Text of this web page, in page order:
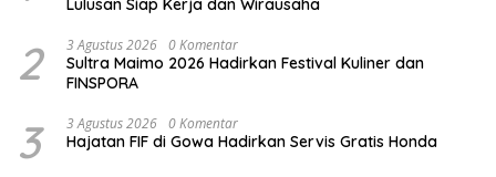
Lulusan Siap Kerja dan Wirausaha
2 3 Agustus 2026 0 Komentar
Sultra Maimo 2026 Hadirkan Festival Kuliner dan
FINSPORA
3 3 Agustus 2026 0 Komentar
Hajatan FIF di Gowa Hadirkan Servis Gratis Honda